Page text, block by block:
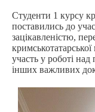
Студенти 1 курсу
поставились до
зацікавленістю,
участь у роботі
інших важливих